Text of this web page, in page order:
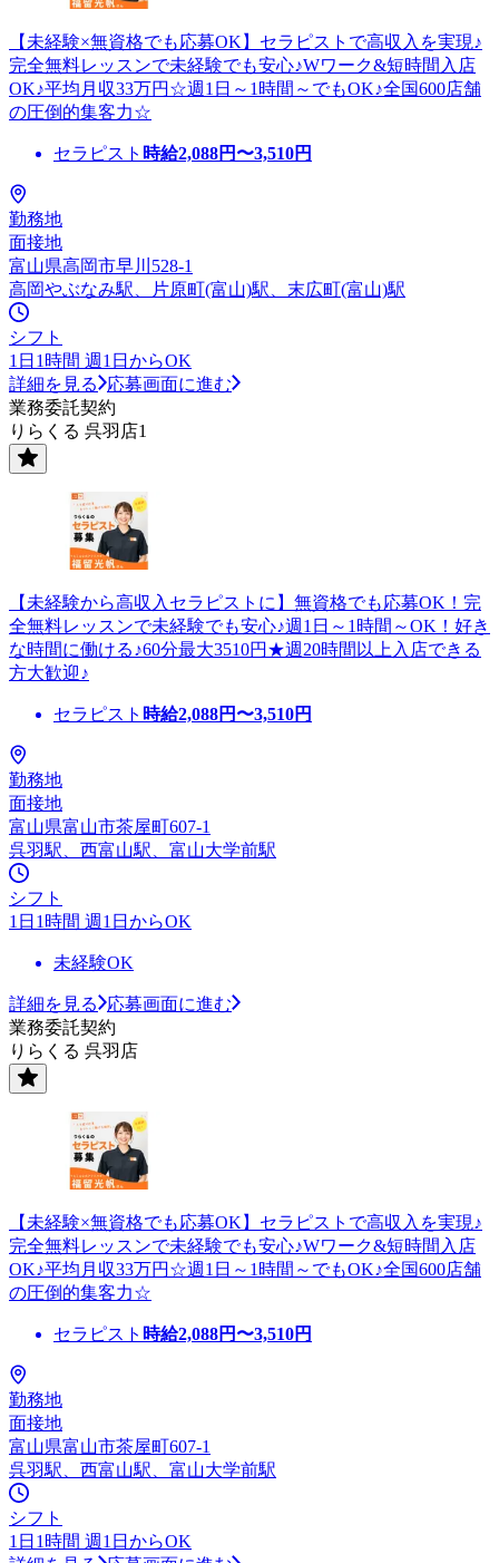
【未経験×無資格でも応募OK】セラピストで高収入を実現♪
完全無料レッスンで未経験でも安心♪Wワーク&短時間入店
OK♪平均月収33万円☆週1日～1時間～でもOK♪全国600店舗
の圧倒的集客力☆
セラピスト 時給2,088円〜3,510円
勤務地
面接地
富山県高岡市早川528-1
高岡やぶなみ駅、片原町(富山)駅、末広町(富山)駅
シフト
1日1時間 週1日からOK
詳細を見る
応募画面に進む
業務委託契約
りらくる 呉羽店1
【未経験から高収入セラピストに】無資格でも応募OK！完
全無料レッスンで未経験でも安心♪週1日～1時間～OK！好き
な時間に働ける♪60分最大3510円★週20時間以上入店できる
方大歓迎♪
セラピスト 時給2,088円〜3,510円
勤務地
面接地
富山県富山市茶屋町607-1
呉羽駅、西富山駅、富山大学前駅
シフト
1日1時間 週1日からOK
未経験OK
詳細を見る
応募画面に進む
業務委託契約
りらくる 呉羽店
【未経験×無資格でも応募OK】セラピストで高収入を実現♪
完全無料レッスンで未経験でも安心♪Wワーク&短時間入店
OK♪平均月収33万円☆週1日～1時間～でもOK♪全国600店舗
の圧倒的集客力☆
セラピスト 時給2,088円〜3,510円
勤務地
面接地
富山県富山市茶屋町607-1
呉羽駅、西富山駅、富山大学前駅
シフト
1日1時間 週1日からOK